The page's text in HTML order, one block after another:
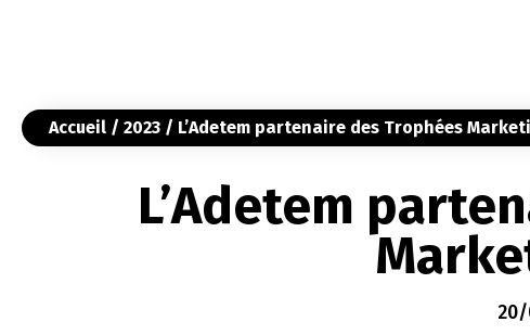
Accueil / 2023 / L’Adetem partenaire des Trophées
L’Adetem
20/